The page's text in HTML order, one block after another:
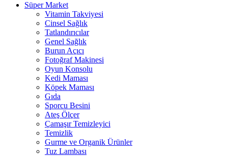
Süper Market
Vitamin Takviyesi
Cinsel Sağlık
Tatlandırıcılar
Genel Sağlık
Burun Açıcı
Fotoğraf Makinesi
Oyun Konsolu
Kedi Maması
Köpek Maması
Gıda
Sporcu Besini
Ateş Ölçer
Çamaşır Temizleyici
Temizlik
Gurme ve Organik Ürünler
Tuz Lambası